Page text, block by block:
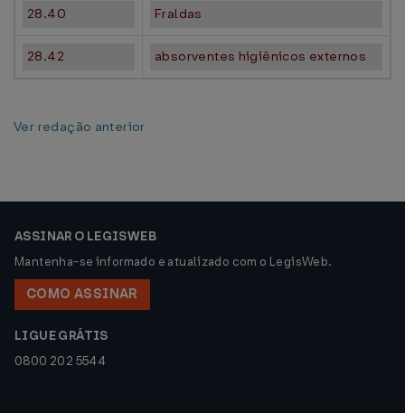
28.40 Fraldas
28.42 absorventes higiênicos externos
Ver redação anterior
ASSINAR O LEGISWEB
Mantenha-se informado e atualizado com o LegisWeb.
COMO ASSINAR
LIGUE GRÁTIS
0800 202 5544